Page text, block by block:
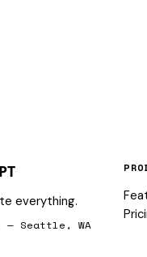
everything.
— Seattle, WA